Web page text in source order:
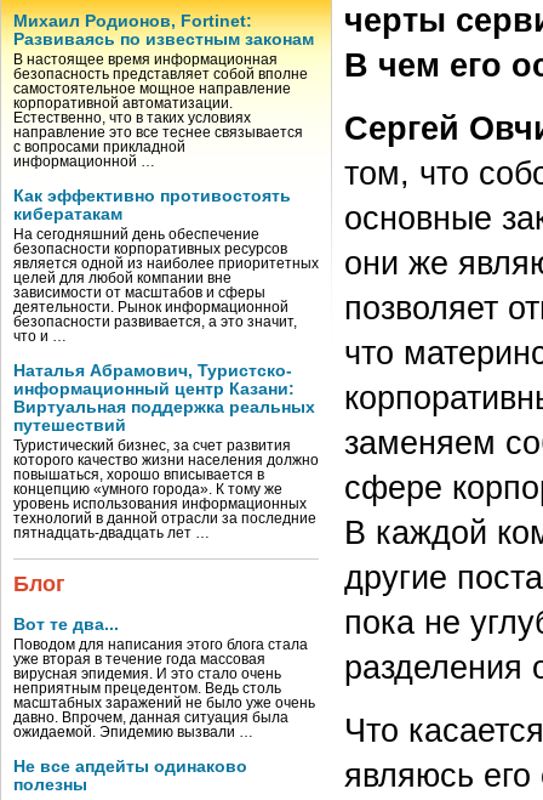
Михаил Родионов, Fortinet:
Развиваясь по известным законам
В настоящее время информационная
безопасность представляет собой вполне
самостоятельное мощное направление
корпоративной автоматизации.
Естественно, что в таких условиях
направление это все теснее связывается
с вопросами прикладной
информационной …
Как эффективно противостоять
кибератакам
На сегодняшний день обеспечение
безопасности корпоративных ресурсов
является одной из наиболее приоритетных
целей для любой компании вне
зависимости от масштабов и сферы
деятельности. Рынок информационной
безопасности развивается, а это значит,
что и …
Наталья Абрамович, Туристско-
информационный центр Казани:
Виртуальная поддержка реальных
путешествий
Туристический бизнес, за счет развития
которого качество жизни населения должно
повышаться, хорошо вписывается в
концепцию «умного города». К тому же
уровень использования информационных
технологий в данной отрасли за последние
пятнадцать-двадцать лет …
Блог
Вот те два...
Поводом для написания этого блога стала
уже вторая в течение года массовая
вирусная эпидемия. И это стало очень
неприятным прецедентом. Ведь столь
масштабных заражений не было уже очень
давно. Впрочем, данная ситуация была
ожидаемой. Эпидемию вызвали …
Не все апдейты одинаково
полезны
черты
В чем его
Сергей
том, что
основные
они же
позволяет
что
заменяем
сфере
В каждой
другие
пока не
разделения
Что
являюсь